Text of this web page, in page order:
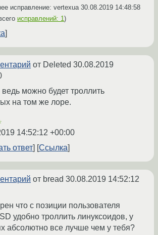
исправление: vertexua 30.08.2019 14:48:58
исправлений: 1)
от Deleted 30.08.2019
можно будет троллить
на том же лоре.
14:52:12 +00:00
ответ
Ссылка
от bread 30.08.2019 14:52:12
что с позиции пользователя
удобно троллить линуксоидов, у
абсолютно все лучше чем у тебя?